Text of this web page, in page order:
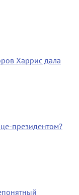
Харрис дала
президентом?